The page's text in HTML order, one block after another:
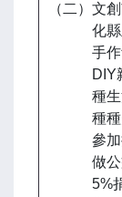
（二）文
化
手
DIY
種
種
參
做
5%